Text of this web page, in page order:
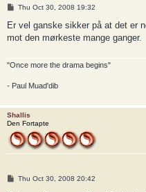
P
s
Thu Oct 30, 2008 19:32
Er vel ganske sikker på at det er
mot den mørkeste mange ganger.
"Once more the drama begins"
- Paul Muad'dib
Shallis
Den Fortapte
PThu Oct 30, 2008 20:42